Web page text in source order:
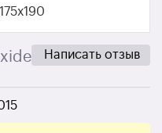
Написать отзыв